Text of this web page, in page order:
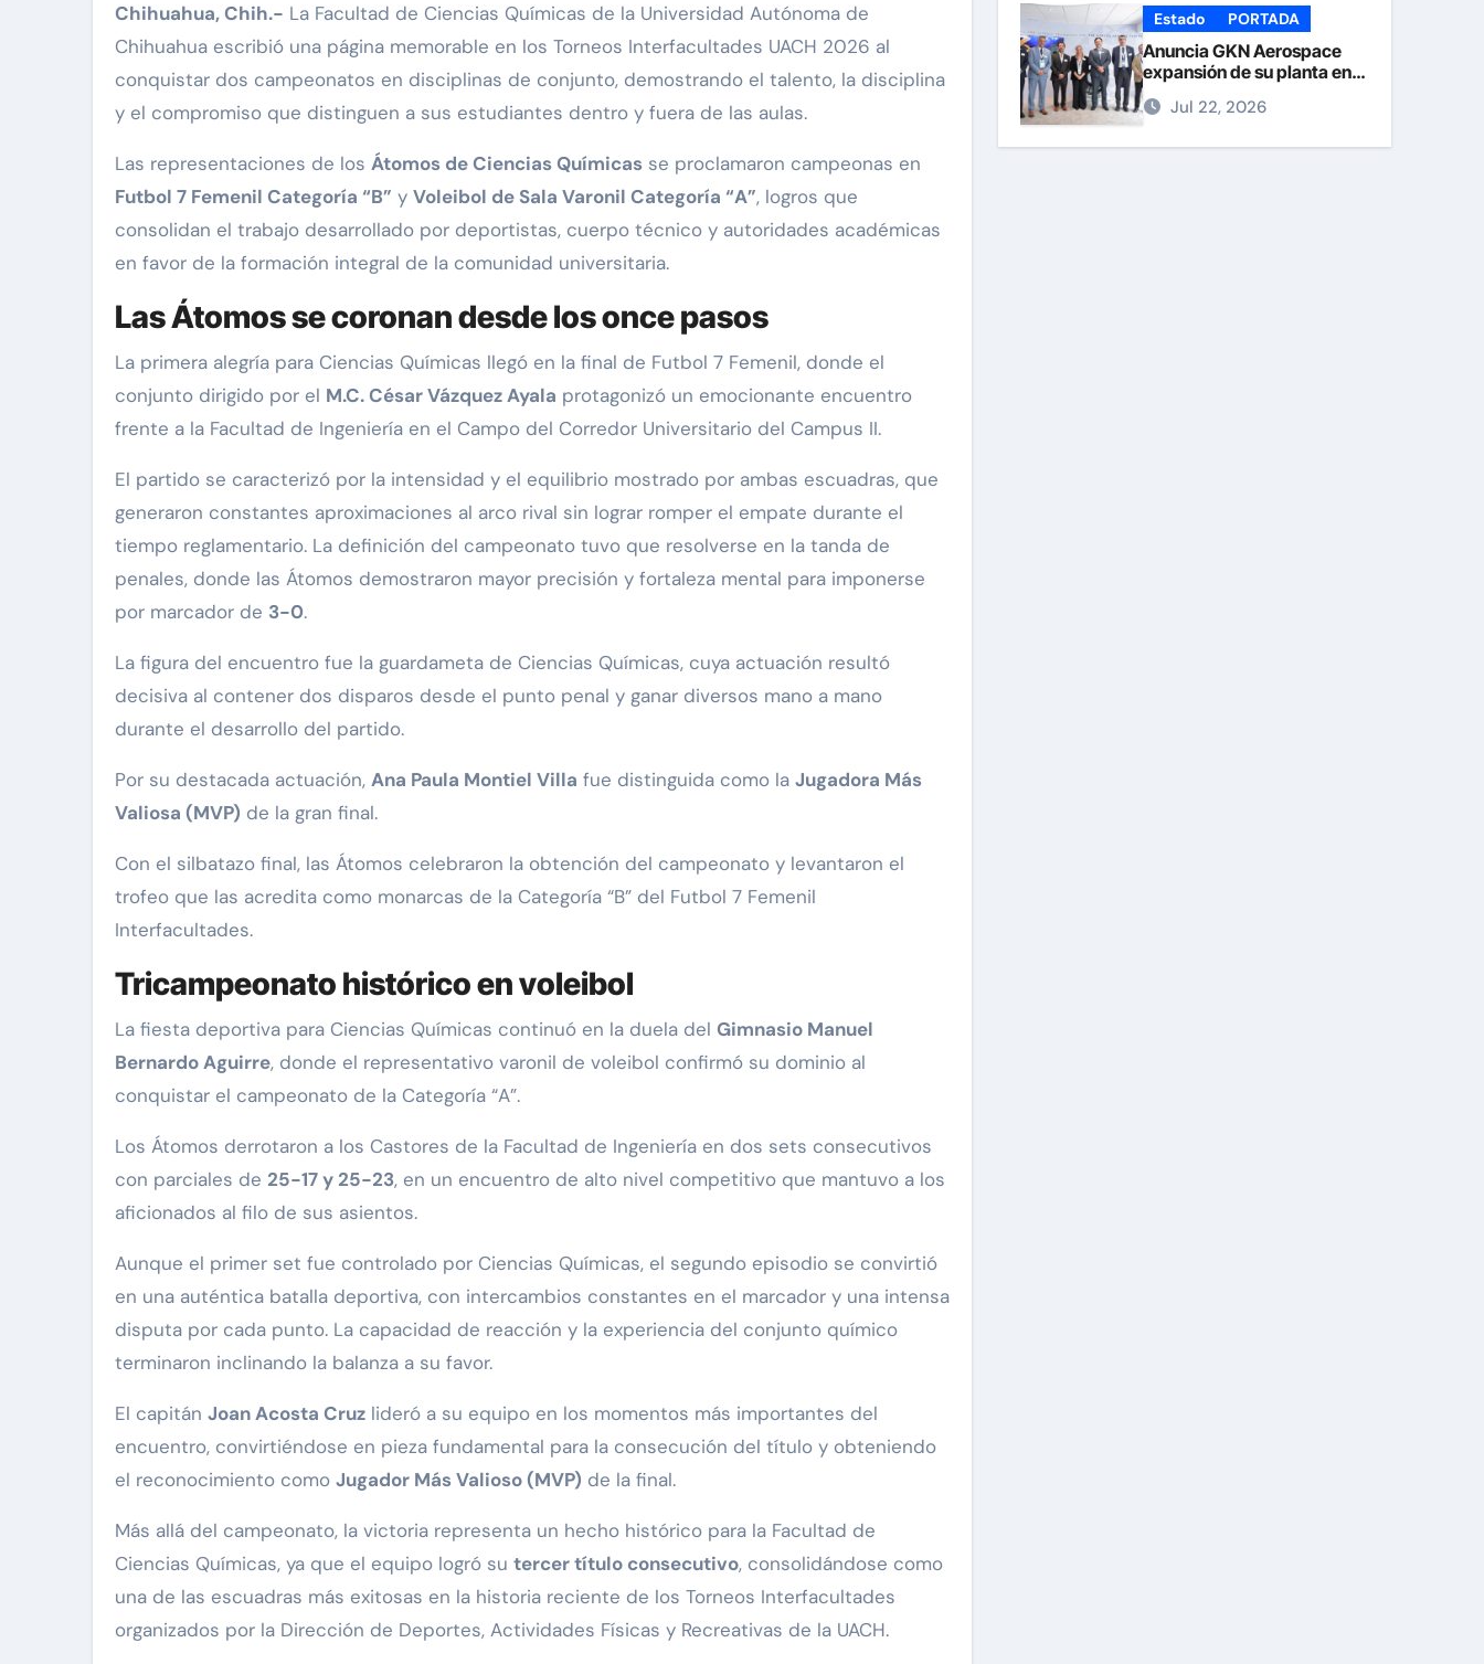
Chihuahua, Chih.- La Facultad de Ciencias Químicas de la Universidad Autónoma de
Chihuahua escribió una página memorable en los Torneos Interfacultades UACH 2026 al
conquistar dos campeonatos en disciplinas de conjunto, demostrando el talento, la disciplina
y el compromiso que distinguen a sus estudiantes dentro y fuera de las aulas.
Las representaciones de los Átomos de Ciencias Químicas se proclamaron campeonas en
Futbol 7 Femenil Categoría “B” y Voleibol de Sala Varonil Categoría “A”, logros que
consolidan el trabajo desarrollado por deportistas, cuerpo técnico y autoridades académicas
en favor de la formación integral de la comunidad universitaria.
Las Átomos se coronan desde los once pasos
La primera alegría para Ciencias Químicas llegó en la final de Futbol 7 Femenil, donde el
conjunto dirigido por el M.C. César Vázquez Ayala protagonizó un emocionante encuentro
frente a la Facultad de Ingeniería en el Campo del Corredor Universitario del Campus II.
El partido se caracterizó por la intensidad y el equilibrio mostrado por ambas escuadras, que
generaron constantes aproximaciones al arco rival sin lograr romper el empate durante el
tiempo reglamentario. La definición del campeonato tuvo que resolverse en la tanda de
penales, donde las Átomos demostraron mayor precisión y fortaleza mental para imponerse
por marcador de 3-0.
La figura del encuentro fue la guardameta de Ciencias Químicas, cuya actuación resultó
decisiva al contener dos disparos desde el punto penal y ganar diversos mano a mano
durante el desarrollo del partido.
Por su destacada actuación, Ana Paula Montiel Villa fue distinguida como la Jugadora Más
Valiosa (MVP) de la gran final.
Con el silbatazo final, las Átomos celebraron la obtención del campeonato y levantaron el
trofeo que las acredita como monarcas de la Categoría “B” del Futbol 7 Femenil
Interfacultades.
Tricampeonato histórico en voleibol
La fiesta deportiva para Ciencias Químicas continuó en la duela del Gimnasio Manuel
Bernardo Aguirre, donde el representativo varonil de voleibol confirmó su dominio al
conquistar el campeonato de la Categoría “A”.
Los Átomos derrotaron a los Castores de la Facultad de Ingeniería en dos sets consecutivos
con parciales de 25-17 y 25-23, en un encuentro de alto nivel competitivo que mantuvo a los
aficionados al filo de sus asientos.
Aunque el primer set fue controlado por Ciencias Químicas, el segundo episodio se convirtió
en una auténtica batalla deportiva, con intercambios constantes en el marcador y una intensa
disputa por cada punto. La capacidad de reacción y la experiencia del conjunto químico
terminaron inclinando la balanza a su favor.
El capitán Joan Acosta Cruz lideró a su equipo en los momentos más importantes del
encuentro, convirtiéndose en pieza fundamental para la consecución del título y obteniendo
el reconocimiento como Jugador Más Valioso (MVP) de la final.
Más allá del campeonato, la victoria representa un hecho histórico para la Facultad de
Ciencias Químicas, ya que el equipo logró su tercer título consecutivo, consolidándose como
una de las escuadras más exitosas en la historia reciente de los Torneos Interfacultades
organizados por la Dirección de Deportes, Actividades Físicas y Recreativas de la UACH.
Estado PORTADA
Anuncia GKN Aerospace
expansión de su planta en
Chihuahua
Jul 22, 2026